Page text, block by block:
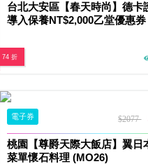
台北大安區【春天時尚】德卡
導入保養NT$2,000乙堂優惠券
74 折
電子券 $2077
桃園【尊爵天際大飯店】翼日
菜單懷石料理 (MO26)